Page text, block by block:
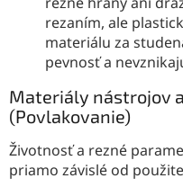
rezaním, ale
materiálu za
pevnosť a
Materiály nástrojov
(Povlakovanie)
Životnosť a rezné
priamo závislé od